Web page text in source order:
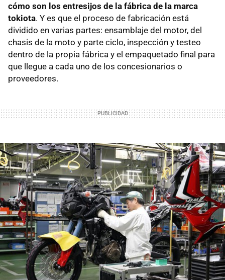
cómo son los entresijos de la fábrica de la marca
tokiota. Y es que el proceso de fabricación está
dividido en varias partes: ensamblaje del motor, del
chasis de la moto y parte ciclo, inspección y testeo
dentro de la propia fábrica y el empaquetado final para
que llegue a cada uno de los concesionarios o
proveedores.